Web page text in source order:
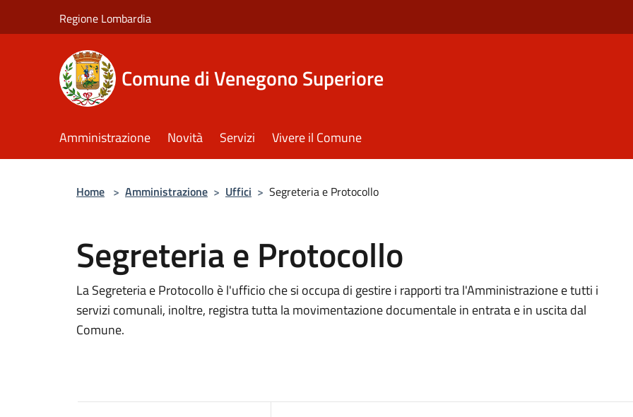
Regione Lombardia
Comune di Venegono Superiore
Amministrazione Novità Servizi Vivere il Comune
Home > Amministrazione > Uffici > Segreteria e Protocollo
Segreteria e Protocollo
La Segreteria e Protocollo è l'ufficio che si occupa di gestire i rapporti tra l'Amministrazione e tutti i
servizi comunali, inoltre, registra tutta la movimentazione documentale in entrata e in uscita dal
Comune.